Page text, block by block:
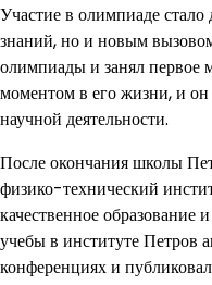
Участие в олимпиаде стало
знаний, но и новым
олимпиады и занял первое
моментом в его жизни, и он
научной деятельности.
После окончания школы
физико-технический
качественное
учебы в институте Петров
конференциях и